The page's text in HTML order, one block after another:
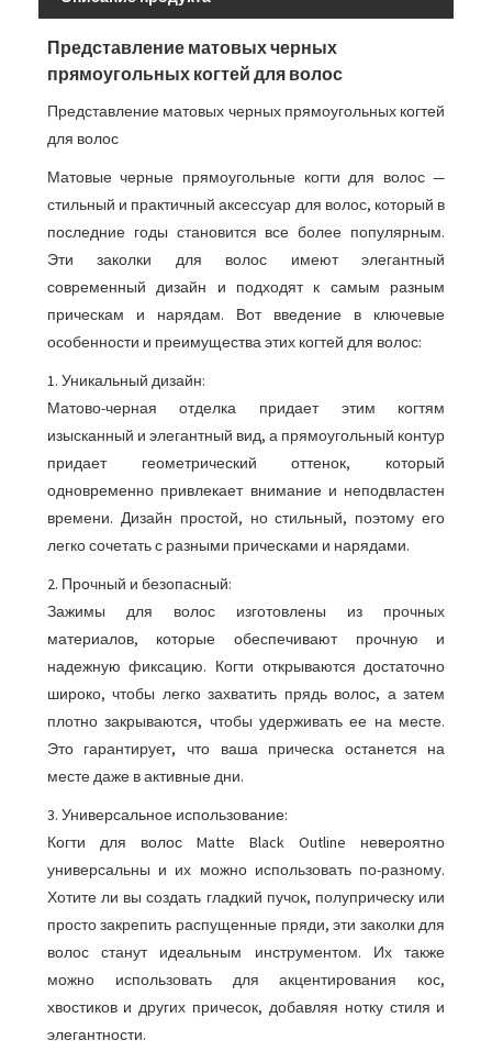
Представление матовых черных
прямоугольных когтей для волос
Представление матовых черных прямоугольных когтей
для волос
Матовые черные прямоугольные когти для волос —
стильный и практичный аксессуар для волос, который в
последние годы становится все более популярным.
Эти заколки для волос имеют элегантный
современный дизайн и подходят к самым разным
прическам и нарядам. Вот введение в ключевые
особенности и преимущества этих когтей для волос:
1. Уникальный дизайн:
Матово-черная отделка придает этим когтям
изысканный и элегантный вид, а прямоугольный контур
придает геометрический оттенок, который
одновременно привлекает внимание и неподвластен
времени. Дизайн простой, но стильный, поэтому его
легко сочетать с разными прическами и нарядами.
2. Прочный и безопасный:
Зажимы для волос изготовлены из прочных
материалов, которые обеспечивают прочную и
надежную фиксацию. Когти открываются достаточно
широко, чтобы легко захватить прядь волос, а затем
плотно закрываются, чтобы удерживать ее на месте.
Это гарантирует, что ваша прическа останется на
месте даже в активные дни.
3. Универсальное использование:
Когти для волос Matte Black Outline невероятно
универсальны и их можно использовать по-разному.
Хотите ли вы создать гладкий пучок, полуприческу или
просто закрепить распущенные пряди, эти заколки для
волос станут идеальным инструментом. Их также
можно использовать для акцентирования кос,
хвостиков и других причесок, добавляя нотку стиля и
элегантности.